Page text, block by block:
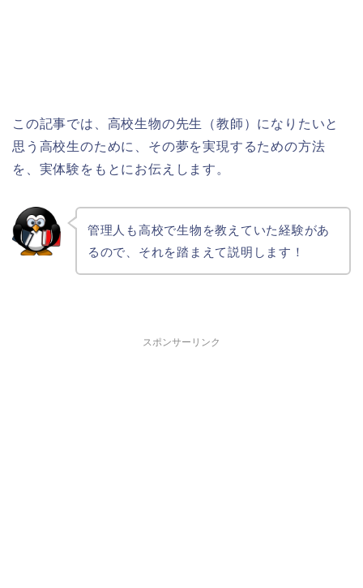
この記事では、高校生物の先生（教師）になりたいと
思う高校生のために、その夢を実現するための方法
を、実体験をもとにお伝えします。
管理人も高校で生物を教えていた経験があ
るので、それを踏まえて説明します！
スポンサーリンク